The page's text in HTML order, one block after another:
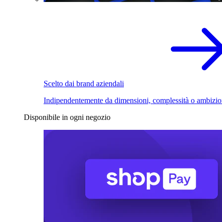
Scelto dai brand aziendali
Indipendentemente da dimensioni, complessità o
Disponibile in ogni negozio